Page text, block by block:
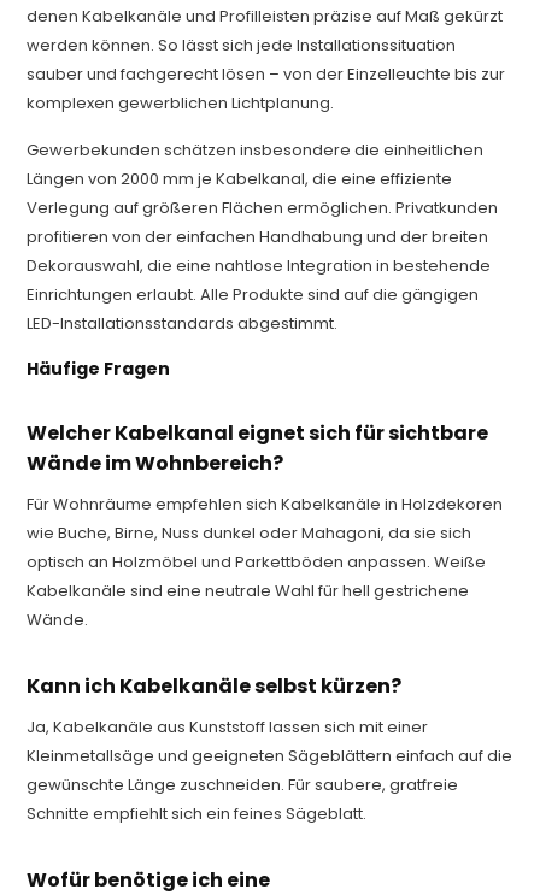
denen Kabelkanäle und Profilleisten präzise auf Maß gekürzt
werden können. So lässt sich jede Installationssituation
sauber und fachgerecht lösen – von der Einzelleuchte bis zur
komplexen gewerblichen Lichtplanung.
Gewerbekunden schätzen insbesondere die einheitlichen
Längen von 2000 mm je Kabelkanal, die eine effiziente
Verlegung auf größeren Flächen ermöglichen. Privatkunden
profitieren von der einfachen Handhabung und der breiten
Dekorauswahl, die eine nahtlose Integration in bestehende
Einrichtungen erlaubt. Alle Produkte sind auf die gängigen
LED-Installationsstandards abgestimmt.
Häufige Fragen
Welcher Kabelkanal eignet sich für sichtbare
Wände im Wohnbereich?
Für Wohnräume empfehlen sich Kabelkanäle in Holzdekoren
wie Buche, Birne, Nuss dunkel oder Mahagoni, da sie sich
optisch an Holzmöbel und Parkettböden anpassen. Weiße
Kabelkanäle sind eine neutrale Wahl für hell gestrichene
Wände.
Kann ich Kabelkanäle selbst kürzen?
Ja, Kabelkanäle aus Kunststoff lassen sich mit einer
Kleinmetallsäge und geeigneten Sägeblättern einfach auf die
gewünschte Länge zuschneiden. Für saubere, gratfreie
Schnitte empfiehlt sich ein feines Sägeblatt.
Wofür benötige ich eine